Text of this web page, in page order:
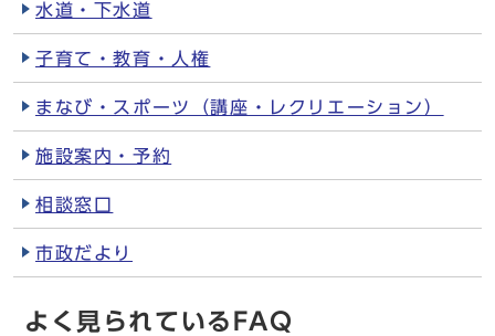
水道・下水道
子育て・教育・人権
まなび・スポーツ（講座・レクリエーション）
施設案内・予約
相談窓口
市政だより
よく見られているFAQ